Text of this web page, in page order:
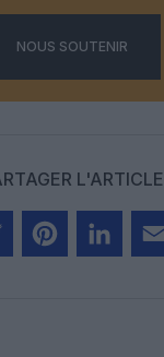
NOUS SOUTENIR
L'ARTICLE